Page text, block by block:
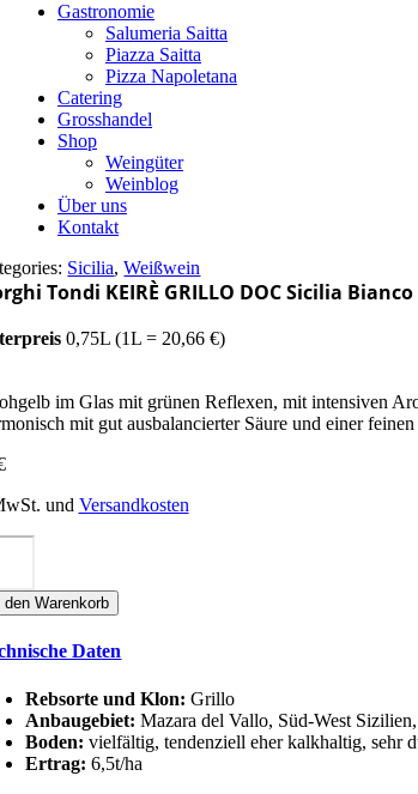
Gastronomie
Salumeria Saitta
Piazza Saitta
Pizza Napoletana
Catering
Grosshandel
Shop
Weingüter
Weinblog
Über uns
Kontakt
Sicilia,Weißwein
Tondi KEIRÈ GRILLO DOC Sicilia Bianco
0,75L (1L = 20,66 €)
im Glas mit grünen Reflexen, mit intensiven
mit gut ausbalancierter Säure und einer
und Versandkosten
den Warenkorb
Daten
Rebsorte und Klon: Grillo
Anbaugebiet: Mazara del Vallo, Süd-West
Boden:vielfältig, tendenziell eher
Ertrag:6,5t/ha